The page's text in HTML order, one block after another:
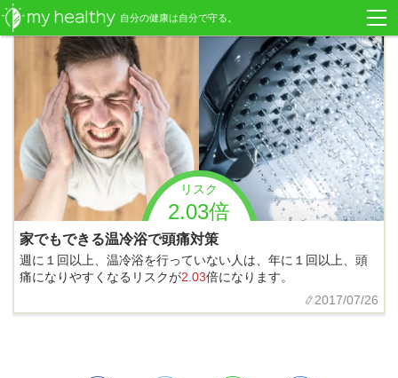
リスク
2.03倍
家でもできる温冷浴で頭痛対策
週に１回以上、温冷浴を行っていない人は、年に１回以上、頭
痛になりやすくなるリスクが2.03倍になります。
2017/07/26
自分の健康は自分で守る。